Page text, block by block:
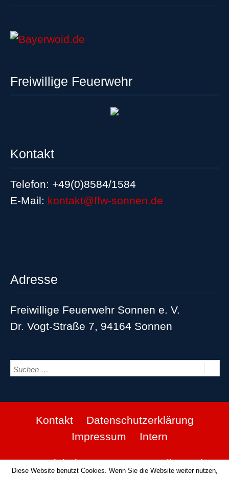
Freiwillige Feuerwehr
Kontakt
Telefon: +49(0)8584/1584
E-Mail: kontakt@ffw-sonnen.de
Adresse
Freiwillige Feuerwehr Sonnen e. V.
Dr. Vogt-Straße 7, 94164 Sonnen
Kontakt
Datenschutzerklärung
Impressum
Intern
© Copyright by FFW Sonnen. Alle Rechte
Diese Website benutzt Cookies. Wenn Sie die Website weiter nutzen,